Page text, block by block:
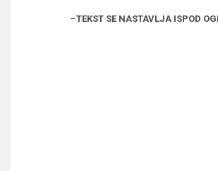
–TEKST SE NASTAVLJA ISPOD